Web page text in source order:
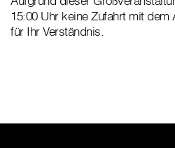
15:00 Uhr keine Zufahrt mit
für Ihr Verständnis.